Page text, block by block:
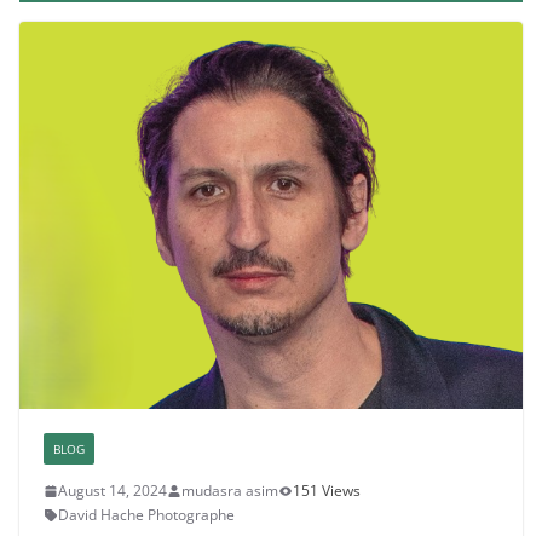
BLOG
August 14, 2024 mudasra asim
151 Views
David Hache Photographe